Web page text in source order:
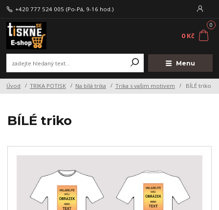
Menu
+420 777 524 005 (Po-Pá, 9-16 hod.)
0
0 Kč
Úvod TRIKA POTISK Na bílá trika Trika s vašim motivem BÍLÉ triko
BÍLÉ triko